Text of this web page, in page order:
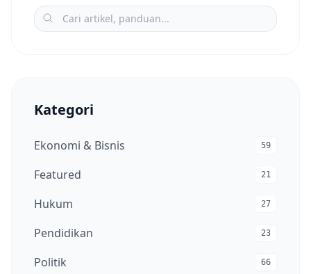
Kategori
Ekonomi & Bisnis 59
Featured 21
Hukum 27
Pendidikan 23
Politik 66